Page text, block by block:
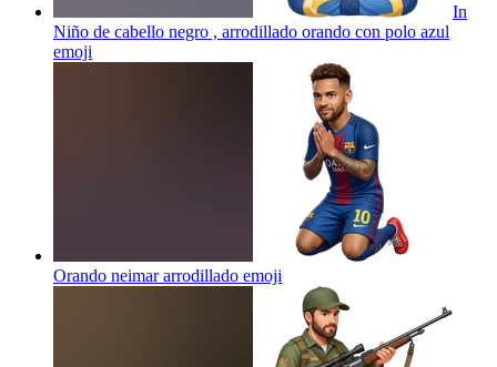
In
Niño de cabello negro , arrodillado orando con polo azul
emoji
Orando neimar arrodillado emoji